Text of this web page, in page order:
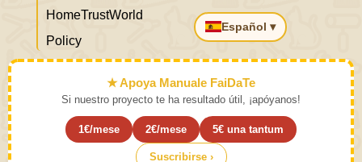
HomeTrustWorld
Policy
Español ▾
★ Apoya Manuale FaiDaTe
Si nuestro proyecto te ha resultado útil, ¡apóyanos!
1€/mese 2€/mese 5€ una tantum
Suscribirse ›